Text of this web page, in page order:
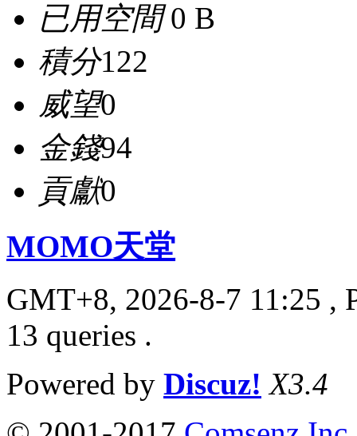
已用空間0 B
積分122
威望0
金錢94
貢獻0
MOMO天堂
GMT+8, 2026-8-7 11:25 ,
13 queries .
Powered by Discuz! X3.4